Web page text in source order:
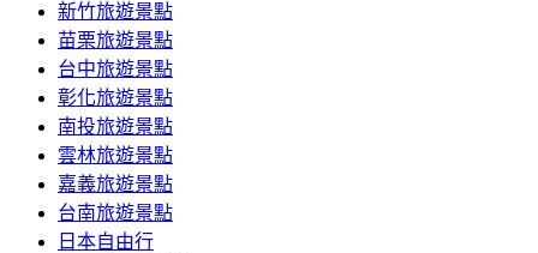
新竹旅遊景點
苗栗旅遊景點
台中旅遊景點
彰化旅遊景點
南投旅遊景點
雲林旅遊景點
嘉義旅遊景點
台南旅遊景點
日本自由行